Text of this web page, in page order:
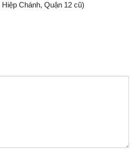
Chánh, Quận 12 cũ)